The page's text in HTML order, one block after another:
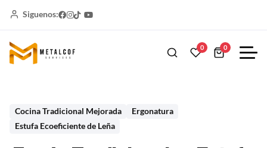
Siguenos:
0 0
Cocina Tradicional Mejorada
Ergonatura
Estufa Ecoeficiente de Leña